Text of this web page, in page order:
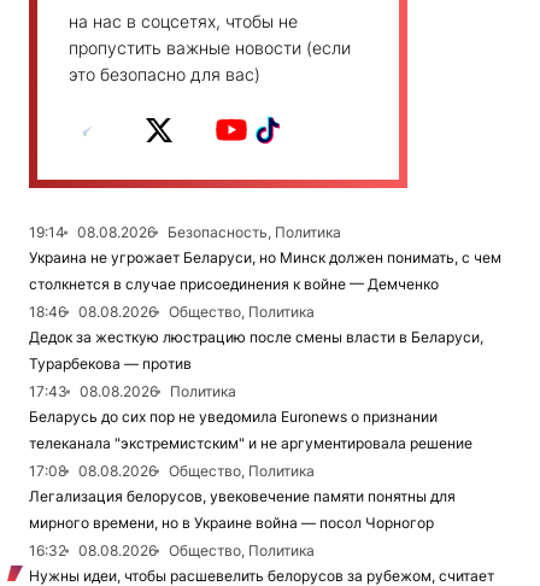
на нас в соцсетях, чтобы не
пропустить важные новости (если
это безопасно для вас)
19:14 08.08.2026
Безопасность, Политика
Украина не угрожает Беларуси, но Минск должен понимать, с чем
столкнется в случае присоединения к войне — Демченко
18:46
08.08.2026
Общество, Политика
Дедок за жесткую люстрацию после смены власти в Беларуси,
Турарбекова — против
17:43
08.08.2026
Политика
Беларусь до сих пор не уведомила Euronews о признании
телеканала "экстремистским" и не аргументировала решение
17:08
08.08.2026
Общество, Политика
Легализация белорусов, увековечение памяти понятны для
мирного времени, но в Украине война — посол Чорногор
16:32
08.08.2026
Общество, Политика
Нужны идеи, чтобы расшевелить белорусов за рубежом, считает